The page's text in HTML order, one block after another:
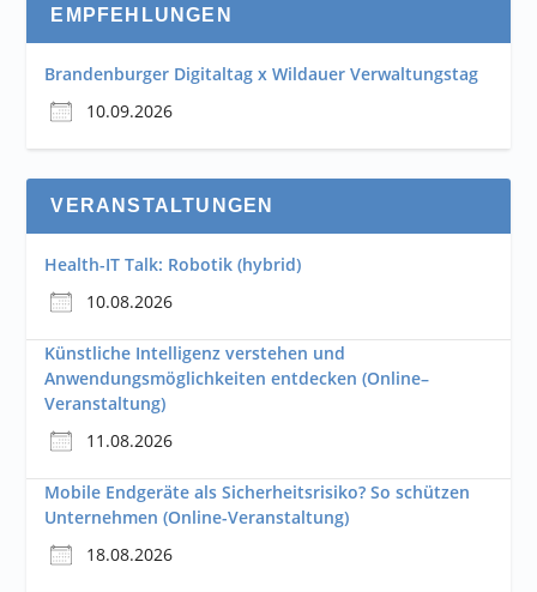
EMPFEHLUNGEN
Brandenburger Digitaltag x Wildauer Verwaltungstag
10.09.2026
VERANSTALTUNGEN
Health-IT Talk: Robotik (hybrid)
10.08.2026
Künstliche Intelligenz verstehen und
Anwendungsmöglichkeiten entdecken (Online–
Veranstaltung)
11.08.2026
Mobile Endgeräte als Sicherheitsrisiko? So schützen
Unternehmen (Online-Veranstaltung)
18.08.2026